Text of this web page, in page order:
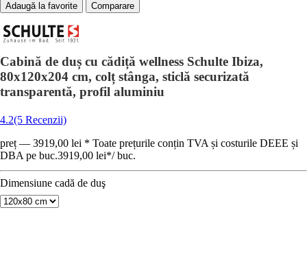
Comparare
Cabină de duș cu cădiță wellness Schulte Ibiza,
80x120x204 cm, colț stânga, sticlă securizată
transparentă, profil aluminiu
4.2(5 Recenzii)
preț — 3919,00 lei * Toate prețurile conțin TVA și costurile DEEE și
DBA pe buc.3919,00 lei*/ buc.
Dimensiune cadă de duş